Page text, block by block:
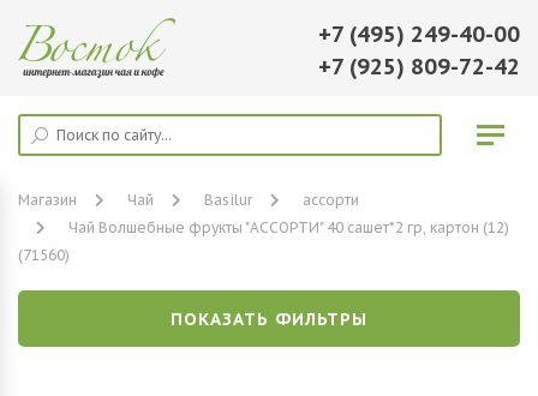
+7 (495) 249-40-00
+7 (925) 809-72-42
Магазин Чай Basilur
ассорти
Чай Волшебные фрукты "АССОРТИ" 40 сашет*2 гр, картон (12)
(71560)
ПОКАЗАТЬ ФИЛЬТРЫ